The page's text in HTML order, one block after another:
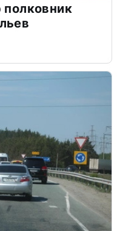
полковник